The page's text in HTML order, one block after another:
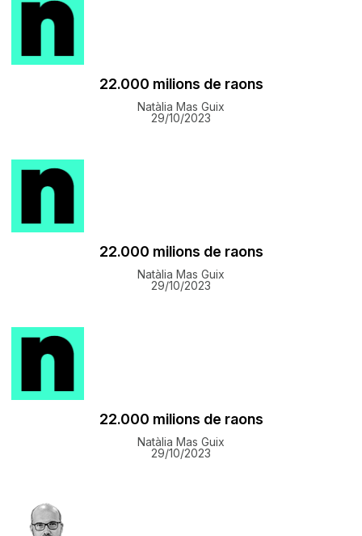
22.000 milions de raons
Natàlia Mas Guix
29/10/2023
22.000 milions de raons
Natàlia Mas Guix
29/10/2023
22.000 milions de raons
Natàlia Mas Guix
29/10/2023